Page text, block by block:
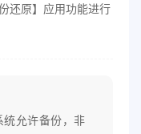
还原】应用功能进行
允许备份，非